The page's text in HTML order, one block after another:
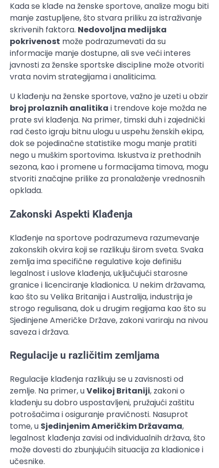
Kada se klađe na ženske sportove, analize mogu biti
manje zastupljene, što stvara priliku za istraživanje
skrivenih faktora. Nedovoljna medijska
pokrivenost može podrazumevati da su
informacije manje dostupne, ali sve veći interes
javnosti za ženske sportske discipline može otvoriti
vrata novim strategijama i analiticima.
U klađenju na ženske sportove, važno je uzeti u obzir
broj prolaznih analitika i trendove koje možda ne
prate svi klađenja. Na primer, timski duh i zajednički
rad često igraju bitnu ulogu u uspehu ženskih ekipa,
dok se pojedinačne statistike mogu manje pratiti
nego u muškim sportovima. Iskustva iz prethodnih
sezona, kao i promene u formacijama timova, mogu
stvoriti značajne prilike za pronalaženje vrednosnih
opklada.
Zakonski Aspekti Klađenja
Klađenje na sportove podrazumeva razumevanje
zakonskih okvira koji se razlikuju širom sveta. Svaka
zemlja ima specifične regulative koje definišu
legalnost i uslove klađenja, uključujući starosne
granice i licenciranje kladionica. U nekim državama,
kao što su Velika Britanija i Australija, industrija je
strogo regulisana, dok u drugim regijama kao što su
Sjedinjene Američke Države, zakoni variraju na nivou
saveza i država.
Regulacije u različitim zemljama
Regulacije klađenja razlikuju se u zavisnosti od
zemlje. Na primer, uVelikoj Britaniji, zakoni o
klađenju su dobro uspostavljeni, pružajući zaštitu
potrošačima i osiguranje pravičnosti. Nasuprot
tome, u Sjedinjenim Američkim Državama,
legalnost klađenja zavisi od individualnih država, što
može dovesti do zbunjujućih situacija za kladionice i
učesnike.